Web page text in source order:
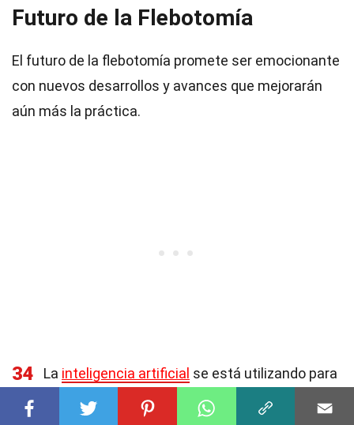
Futuro de la Flebotomía
El futuro de la flebotomía promete ser emocionante
con nuevos desarrollos y avances que mejorarán
aún más la práctica.
34 La inteligencia artificial se está utilizando para
mejorar la precisión en la selección de venas.